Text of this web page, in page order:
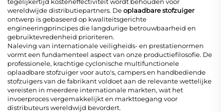
wereldwijde distributiepartners. Deoplaadbare stofzuiger
ontwerp is gebaseerd op kwaliteitsgerichte
engineeringprincipes die langdurige betrouwbaarheid en
gebruiktevredenheid prioriteren.
Naleving van internationale veiligheids- en prestatienormen
vormt een fundamenteel aspect van onze productiefilosofie. De
professionele, krachtige cyclonische multifunctionele
oplaadbare stofzuiger voor auto's, campers en handbediende
stofzuigers van de fabrikant voldoet aan de relevante wettelijke
vereisten in meerdere internationale markten, wat het
invoerproces vergemakkelijkt en markttoegang voor
distributeurs wereldwijd bevordert.